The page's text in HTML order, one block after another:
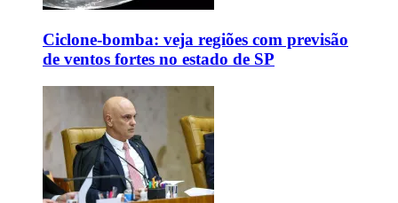
Ciclone-bomba: veja regiões com previsão
de ventos fortes no estado de SP